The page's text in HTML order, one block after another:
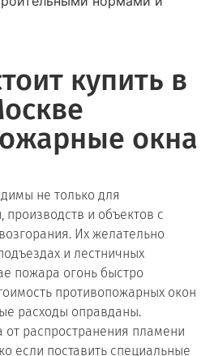
купить в
окна
не только для
и объектов с
Их желательно
и лестничных
пожара огонь быстро
противопожарных окон
расходы оправданы.
распространения пламени
если поставить специальные